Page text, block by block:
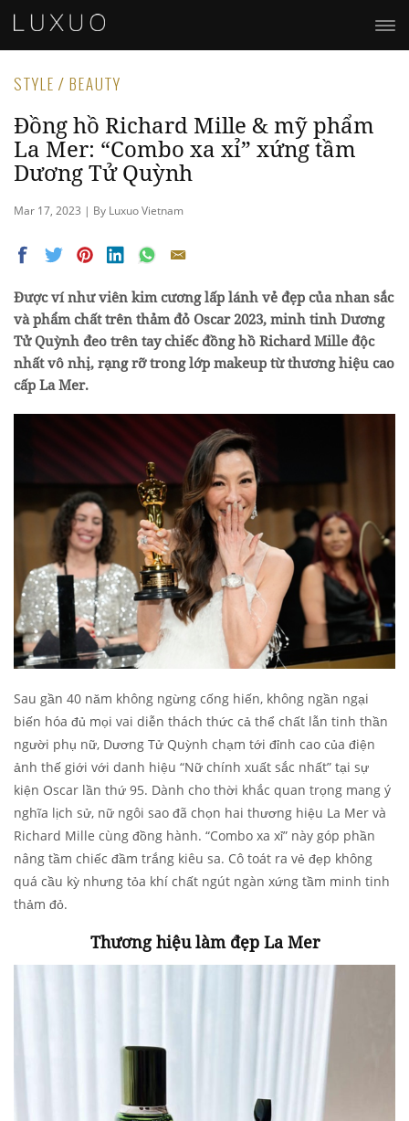
STYLE / BEAUTY
Đồng hồ Richard Mille & mỹ phẩm
La Mer: “Combo xa xỉ” xứng tầm
Dương Tử Quỳnh
Mar 17, 2023 | By Luxuo Vietnam
Được ví như viên kim cương lấp lánh vẻ đẹp của nhan sắc
và phẩm chất trên thảm đỏ Oscar 2023, minh tinh Dương
Tử Quỳnh đeo trên tay chiếc đồng hồ Richard Mille độc
nhất vô nhị, rạng rỡ trong lớp makeup từ thương hiệu cao
cấp La Mer.
Sau gần 40 năm không ngừng cống hiến, không ngần ngại
biến hóa đủ mọi vai diễn thách thức cả thể chất lẫn tinh thần
người phụ nữ, Dương Tử Quỳnh chạm tới đỉnh cao của điện
ảnh thế giới với danh hiệu “Nữ chính xuất sắc nhất” tại sự
kiện Oscar lần thứ 95. Dành cho thời khắc quan trọng mang ý
nghĩa lịch sử, nữ ngôi sao đã chọn hai thương hiệu La Mer và
Richard Mille cùng đồng hành. “Combo xa xỉ” này góp phần
nâng tầm chiếc đầm trắng kiêu sa. Cô toát ra vẻ đẹp không
quá cầu kỳ nhưng tỏa khí chất ngút ngàn xứng tầm minh tinh
thảm đỏ.
Thương hiệu làm đẹp La Mer